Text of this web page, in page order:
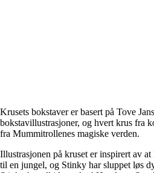
Krusets bokstaver er basert på Tove
bokstavillustrasjoner, og hvert krus fra
fra Mummitrollenes magiske verden.
Illustrasjonen på kruset er inspirert av
til en jungel, og Stinky har sluppet løs